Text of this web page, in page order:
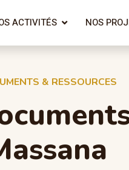
ACTIVITÉS NOS
& RESSOURCES